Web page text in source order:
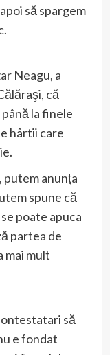
să spargem
Neagu, a
că
la finele
hârtii care
putem anunţa
spune că
poate apuca
partea de
mai mult
să
e fondat